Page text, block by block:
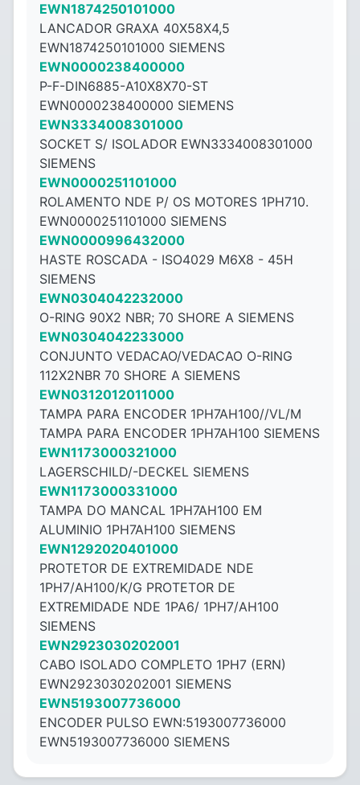
EWN1874250101000
LANCADOR GRAXA 40X58X4,5
EWN1874250101000 SIEMENS
EWN0000238400000
P-F-DIN6885-A10X8X70-ST
EWN0000238400000 SIEMENS
EWN3334008301000
SOCKET S/ ISOLADOR EWN3334008301000
SIEMENS
EWN0000251101000
ROLAMENTO NDE P/ OS MOTORES 1PH710.
EWN0000251101000 SIEMENS
EWN0000996432000
HASTE ROSCADA - ISO4029 M6X8 - ​​45H
SIEMENS
EWN0304042232000
O-RING 90X2 NBR; 70 SHORE A SIEMENS
EWN0304042233000
CONJUNTO VEDACAO/VEDACAO O-RING
112X2NBR 70 SHORE A SIEMENS
EWN0312012011000
TAMPA PARA ENCODER 1PH7AH100//VL/M
TAMPA PARA ENCODER 1PH7AH100 SIEMENS
EWN1173000321000
LAGERSCHILD/-DECKEL SIEMENS
EWN1173000331000
TAMPA DO MANCAL 1PH7AH100 EM
ALUMINIO 1PH7AH100 SIEMENS
EWN1292020401000
PROTETOR DE EXTREMIDADE NDE
1PH7/AH100/K/G PROTETOR DE
EXTREMIDADE NDE 1PA6/ 1PH7/AH100
SIEMENS
EWN2923030202001
CABO ISOLADO COMPLETO 1PH7 (ERN)
EWN2923030202001 SIEMENS
EWN5193007736000
ENCODER PULSO EWN:5193007736000
EWN5193007736000 SIEMENS